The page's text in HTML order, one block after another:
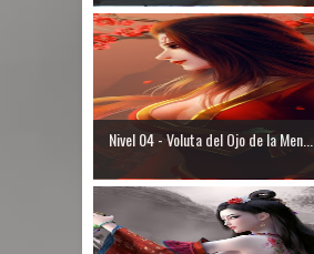
Nivel 04 - Voluta del Ojo de la Men...